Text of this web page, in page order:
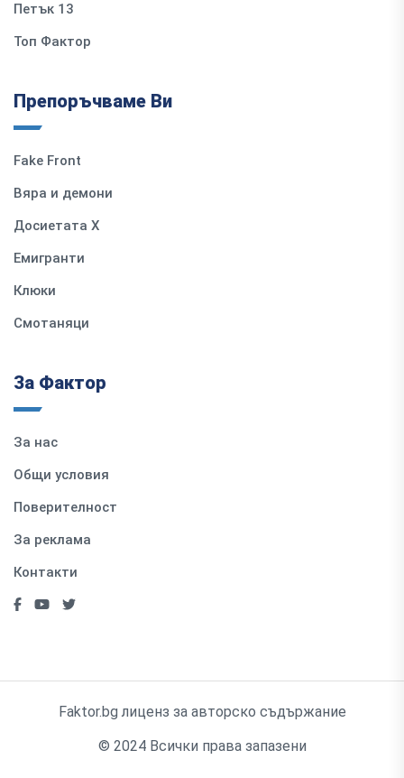
Петък 13
Топ Фактор
Препоръчваме Ви
Fake Front
Вяра и демони
Досиетата Х
Емигранти
Клюки
Смотаняци
За Фактор
За нас
Общи условия
Поверителност
За реклама
Контакти
Faktor.bg лиценз за авторско съдържание
© 2024 Всички права запазени